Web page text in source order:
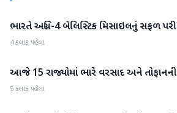
રાષ્ટ્રીય
ભારતે અગ્નિ-4 બેલિસ્ટિક મિસાઇલનું સફળ
4 કલાક પહેલા
રાષ્ટ્રીય
આજે 15 રાજ્યોમાં ભારે વરસાદ અને
5 કલાક પહેલા